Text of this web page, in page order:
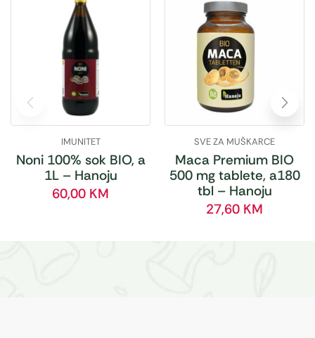
IMUNITET
Noni 100% sok BIO, a
1L – Hanoju
60,00 KM
SVE ZA MUŠKARCE
Maca Premium BIO
500 mg tablete, a180
tbl – Hanoju
27,60 KM